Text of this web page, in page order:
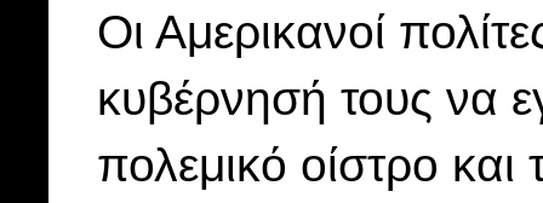
Οι Αμερικανοί
κυβέρνησή τους να
πολεμικό οίστρο